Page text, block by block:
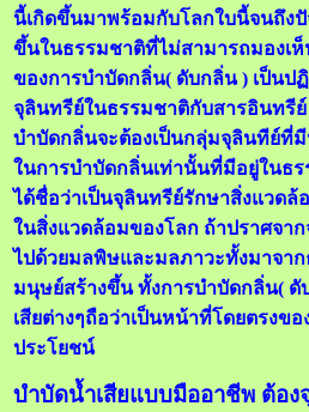
นี้เกิดขึ้นมาพร้อมกับโลกใบนี้จนถึง
ขึ้นในธรรมชาติที่ไม่สามารถมองเ
ของการบำบัดกลิ่น( ดับกลิ่น ) เป็นป
จุลินทรีย์ในธรรมชาติกับสารอินทรี
บำบัดกลิ่นจะต้องเป็นกลุ่มจุลินทีย์ที่
ในการบำบัดกลิ่นเท่านั้นที่มีอยู่ในธ
ได้ชื่อว่าเป็นจุลินทรีย์รักษาสิ่งแวด
ในสิ่งแวดล้อมของโลก ถ้าปราศจา
ไปด้วยมลพิษและมลภาวะทั้งมาจา
มนุษย์สร้างขึ้น ทั้งการบำบัดกลิ่น( ดั
เสียต่างๆถือว่าเป็นหน้าที่โดยตรงข
ประโยชน์
บำบัดน้ำเสียแบบมืออาชีพ ต้อง